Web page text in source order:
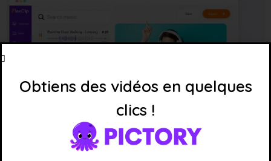
Obtiens des vidéos en quelques
clics !